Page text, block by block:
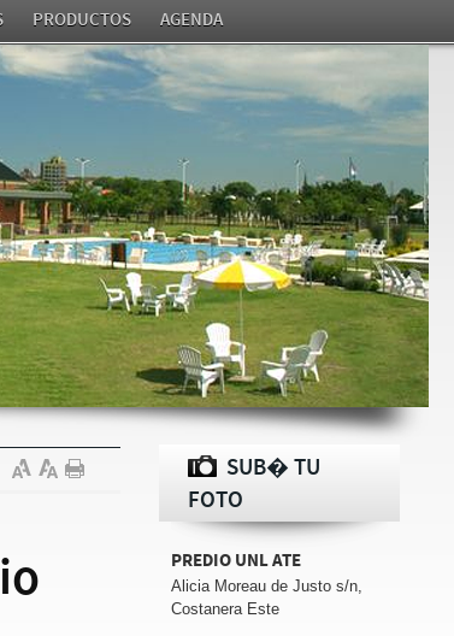
PRODUCTOS AGENDA
SUB� TU
FOTO
PREDIO UNL ATE
Alicia Moreau de Justo s/n,
Costanera Este